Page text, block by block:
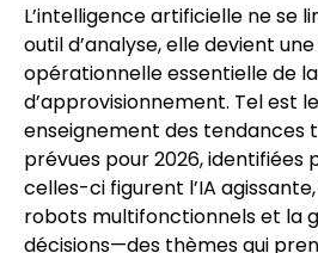
L’intelligence artificielle ne se
outil d’analyse, elle devient
opérationnelle essentielle de
d’approvisionnement. Tel est
enseignement des tendances
prévues pour 2026, identifiées
celles-ci figurent l’IA agissante,
robots multifonctionnels et la
décisions—des thèmes qui